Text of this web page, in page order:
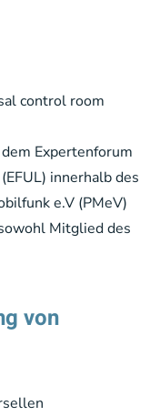
control room
Expertenforum
innerhalb des
e.V (PMeV)
Mitglied des
von